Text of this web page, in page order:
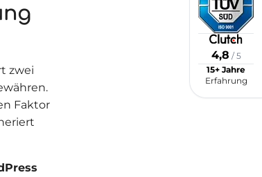
4,8 / 5
15+ Jahre
Erfahrung
zwei
Faktor